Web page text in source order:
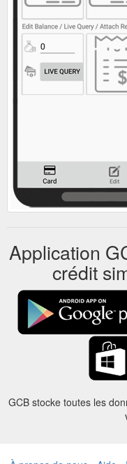
Application
crédit
GCB stocke toutes les